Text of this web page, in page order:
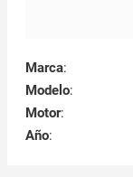
Marca:
Modelo:
Motor:
Año: